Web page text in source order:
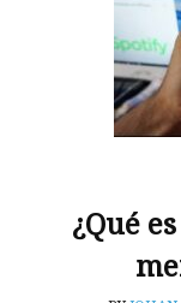
¿Qué